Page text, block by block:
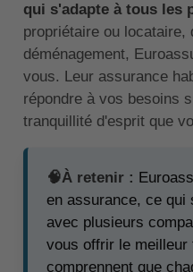
qui s'adapte à tous les
propriétaire ou locataire,
déménagement,
vous. Leur assurance
répondre à vos besoins
tranquillité d'esprit que
🧠À retenir :
en assurance, ce qui
avec plusieurs
vous offrir le
comprennent que